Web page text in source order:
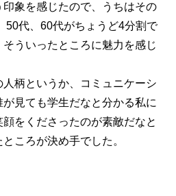
象を感じたので、うちはその
50代、60代がちょうど4分割で
ういったところに魅力を感じ
柄というか、コミュニケーシ
見ても学生だなと分かる私に
をくださったのが素敵だなと
ころが決め手でした。